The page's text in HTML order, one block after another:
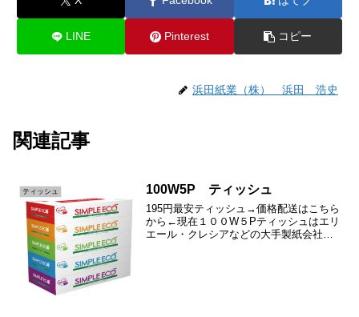
LINE Pinterest コピー
浜田紙業（株） 浜田 浩史
関連記事
ティッシュ 100W5P ティッシュ
195円最安ティッシュ→価格配送はこちら
から←現在１００W５Pティッシュはエリ
エール・クレシアなどの大手製紙会社の